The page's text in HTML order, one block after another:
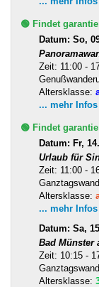
🟢 Findet
Datum: So,
Zeit: 11:00 -
Altersklasse:
... mehr
🟢 Findet
Datum: Fr,
Urlaub für
Zeit: 11:00 -
Altersklasse:
... mehr
Datum: Sa,
Bad Münster
Zeit: 10:15 -
Altersklasse: